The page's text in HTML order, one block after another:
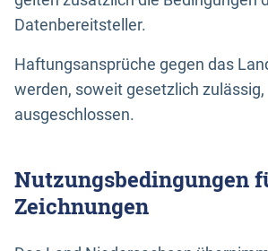
Datenbereitsteller.
Haftungsansprüche gegen das
werden, soweit gesetzlich zulässig,
ausgeschlossen.
Nutzungsbedingungen
Zeichnungen